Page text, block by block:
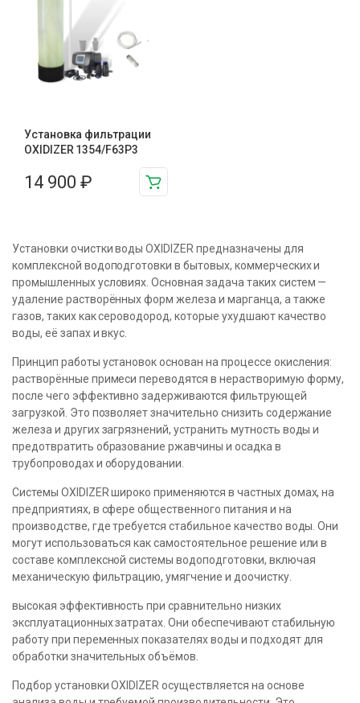
Установка фильтрации
OXIDIZER 1354/F63P3
14 900 ₽
Установки очистки воды OXIDIZER предназначены для
комплексной водоподготовки в бытовых, коммерческих и
промышленных условиях. Основная задача таких систем —
удаление растворённых форм железа и марганца, а также
газов, таких как сероводород, которые ухудшают качество
воды, её запах и вкус.
Принцип работы установок основан на процессе окисления:
растворённые примеси переводятся в нерастворимую форму,
после чего эффективно задерживаются фильтрующей
загрузкой. Это позволяет значительно снизить содержание
железа и других загрязнений, устранить мутность воды и
предотвратить образование ржавчины и осадка в
трубопроводах и оборудовании.
Системы OXIDIZER широко применяются в частных домах, на
предприятиях, в сфере общественного питания и на
производстве, где требуется стабильное качество воды. Они
могут использоваться как самостоятельное решение или в
составе комплексной системы водоподготовки, включая
механическую фильтрацию, умягчение и доочистку.
высокая эффективность при сравнительно низких
эксплуатационных затратах. Они обеспечивают стабильную
работу при переменных показателях воды и подходят для
обработки значительных объёмов.
Подбор установки OXIDIZER осуществляется на основе